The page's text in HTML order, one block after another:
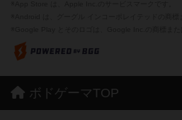
ボドゲーマTOP